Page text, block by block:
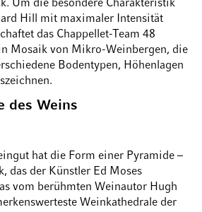
Um die besondere Charakteristik
Hill mit maximaler Intensität
das Chappellet-Team 48
Mosaik von Mikro-Weinbergen, die
Bodentypen, Höhenlagen
des Weins
hat die Form einer Pyramide –
das der Künstler Ed Moses
vom berühmten Weinautor Hugh
Weinkathedrale der